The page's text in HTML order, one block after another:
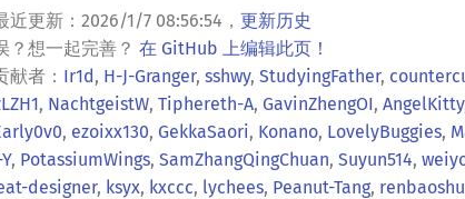
近更新： 2026/1/7 08:56:54 ， 更新历史
？想一起完善？ 在 GitHub 上编辑此页！
献者： Ir1d, H-J-Granger, sshwy, StudyingFather,
, NachtgeistW, Tiphereth-A, GavinZhengOI, AngelKitty
, ezoixx130, GekkaSaori, Konano, LovelyBuggies,
, PotassiumWings, SamZhangQingChuan, Suyun514,
designer, ksyx, kxccc, lychees, Peanut-Tang,